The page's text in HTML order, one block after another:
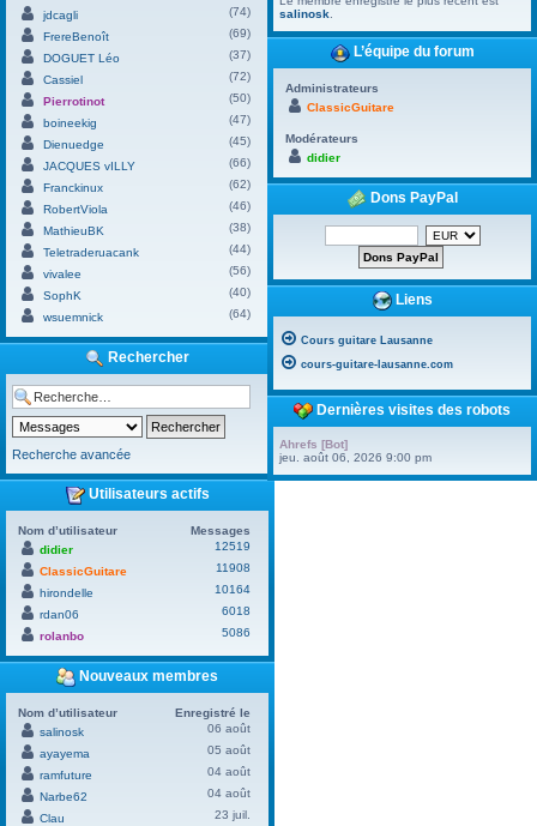
jdcagli
(74)
FrereBenoît
(69)
DOGUET Léo
(37)
Cassiel
(72)
Pierrotinot
(50)
boineekig
(47)
Dienuedge
(45)
JACQUES vILLY
(66)
Franckinux
(62)
RobertViola
(46)
MathieuBK
(38)
Teletraderuacank
(44)
vivalee
(56)
SophK
(40)
wsuemnick
(64)
Rechercher
Recherche avancée
Utilisateurs actifs
Nom d’utilisateur
Messages
didier
12519
ClassicGuitare
11908
hirondelle
10164
rdan06
6018
rolanbo
5086
Nouveaux membres
Nom d’utilisateur
Enregistré le
salinosk
06 août
ayayema
05 août
ramfuture
04 août
Narbe62
04 août
Clau
23 juil.
salinosk
L’équipe du forum
Administrateurs
ClassicGuitare
Modérateurs
didier
Dons PayPal
Liens
Cours guitare Lausanne
cours-guitare-lausanne.com
Dernières visites des robots
Ahrefs [Bot]
jeu. août 06, 2026 9:00 pm